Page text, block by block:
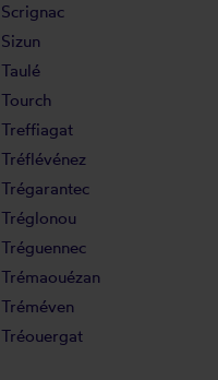
Scrignac
Sizun
Taulé
Tourch
Treffiagat
Tréflévénez
Trégarantec
Tréglonou
Tréguennec
Trémaouézan
Tréméven
Tréouergat